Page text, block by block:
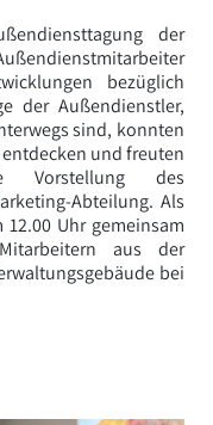
der
bezüglich
der Außendienstler,
sind, konnten
und freuten
Vorstellung des
Abteilung. Als
Uhr gemeinsam
aus der
bei